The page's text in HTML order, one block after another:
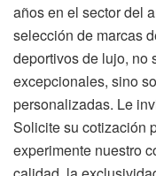
años en el sector del
selección de marcas
deportivos de lujo, no
excepcionales, sino
personalizadas. Le
Solicite su cotización
experimente nuestro